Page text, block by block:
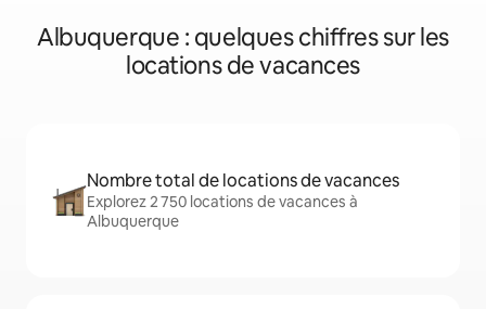
Albuquerque : quelques chiffres sur les
locations de vacances
Nombre total de locations de vacances
Explorez 2 750 locations de vacances à
Albuquerque